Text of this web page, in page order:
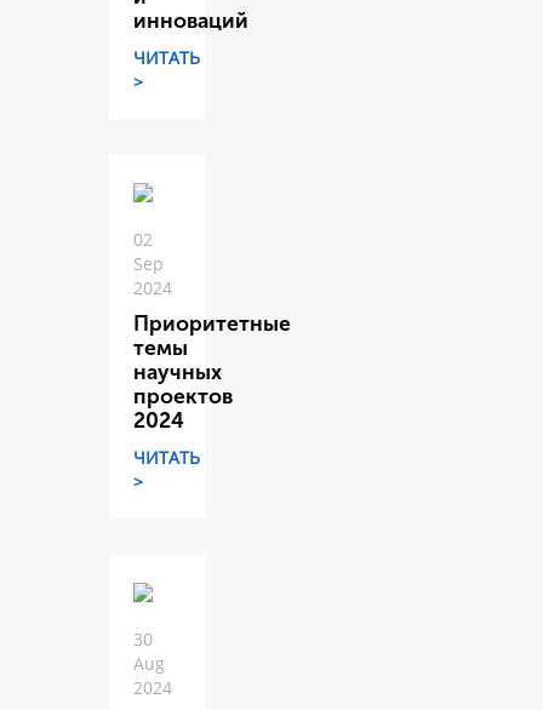
инноваций
ЧИТАТЬ
>
02
Sep
2024
Приоритетные
темы
научных
проектов
2024
ЧИТАТЬ
>
30
Aug
2024